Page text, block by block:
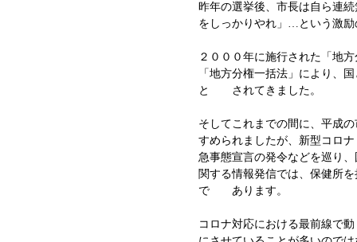
昨年の選挙後、市長は自ら連
をしっかりやれ」…という激
２０００年に施行された「地
「地方分権一括法」により、
と されてきました。
そしてこれまでの間に、平成
すめられましたが、新型コロ
急事態宣言の発令などを巡り
関する情報発信では、保健所
で あります。
コロナ対応における最前線で